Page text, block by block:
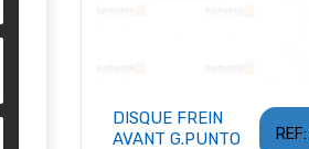
REF:
DISQUE FREIN
AVANT G.PUNTO